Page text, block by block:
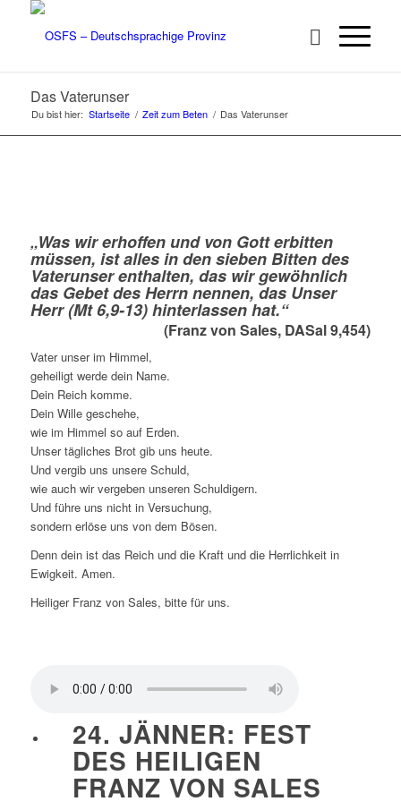
Das Vaterunser
Du bist hier: Startseite / Zeit zum Beten / Das Vaterunser
„Was wir erhoffen und von Gott erbitten
müssen, ist alles in den sieben Bitten des
Vaterunser enthalten, das wir gewöhnlich
das Gebet des Herrn nennen, das Unser
Herr (Mt 6,9-13) hinterlassen hat.“
(Franz von Sales, DASal 9,454)
Vater unser im Himmel,
geheiligt werde dein Name.
Dein Reich komme.
Dein Wille geschehe,
wie im Himmel so auf Erden.
Unser tägliches Brot gib uns heute.
Und vergib uns unsere Schuld,
wie auch wir vergeben unseren Schuldigern.
Und führe uns nicht in Versuchung,
sondern erlöse uns von dem Bösen.
Denn dein ist das Reich und die Kraft und die Herrlichkeit in
Ewigkeit. Amen.
Heiliger Franz von Sales, bitte für uns.
24. JÄNNER: FEST
DES HEILIGEN
FRANZ VON SALES